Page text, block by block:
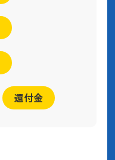
還付金